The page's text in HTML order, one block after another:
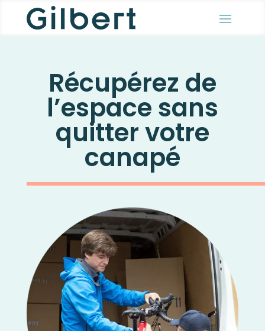
Récupérez de
l’espace sans
quitter votre
canapé